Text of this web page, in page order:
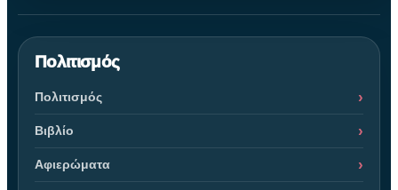
Πολιτισμός
Πολιτισμός
Βιβλίο
Αφιερώματα